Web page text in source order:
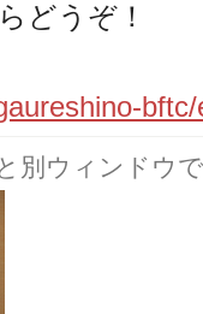
どうぞ！
別ウィンドウ